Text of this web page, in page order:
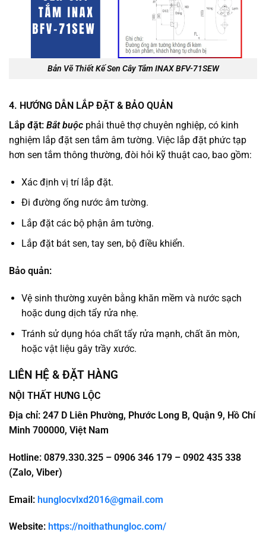
Bản Vẽ Thiết Kế Sen Cây Tắm INAX BFV-71SEW
4. HƯỚNG DẪN LẮP ĐẶT & BẢO QUẢN
Lắp đặt: Bắt buộc phải thuê thợ chuyên nghiệp, có kinh
nghiệm lắp đặt sen tắm âm tường. Việc lắp đặt phức tạp
hơn sen tắm thông thường, đòi hỏi kỹ thuật cao, bao gồm:
Xác định vị trí lắp đặt.
Đi đường ống nước âm tường.
Lắp đặt các bộ phận âm tường.
Lắp đặt bát sen, tay sen, bộ điều khiển.
Bảo quản:
Vệ sinh thường xuyên bằng khăn mềm và nước sạch
hoặc dung dịch tẩy rửa nhẹ.
Tránh sử dụng hóa chất tẩy rửa mạnh, chất ăn mòn,
hoặc vật liệu gây trầy xước.
LIÊN HỆ & ĐẶT HÀNG
NỘI THẤT HƯNG LỘC
Địa chỉ: 247 D Liên Phường, Phước Long B, Quận 9, Hồ Chí
Minh 700000, Việt Nam
Hotline: 0879.330.325 – 0906 346 179 – 0902 435 338
(Zalo, Viber)
Email: hunglocvlxd2016@gmail.com
Website: https://noithathungloc.com/